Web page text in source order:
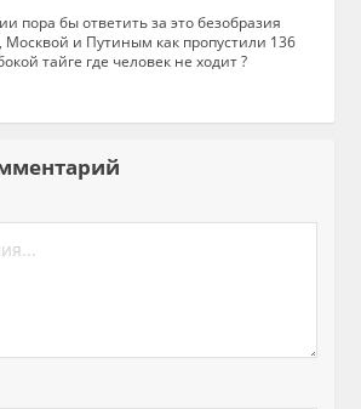
пора бы ответить за это безобразия
и Путиным как пропустили 136
тайге где человек не ходит ?